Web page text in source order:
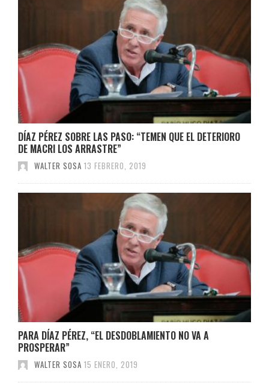
DÍAZ PÉREZ SOBRE LAS PASO: “TEMEN QUE EL DETERIORO
DE MACRI LOS ARRASTRE”
WALTER SOSA 13 FEBRERO, 2019
PARA DÍAZ PÉREZ, “EL DESDOBLAMIENTO NO VA A
PROSPERAR”
WALTER SOSA 15 ENERO, 2019